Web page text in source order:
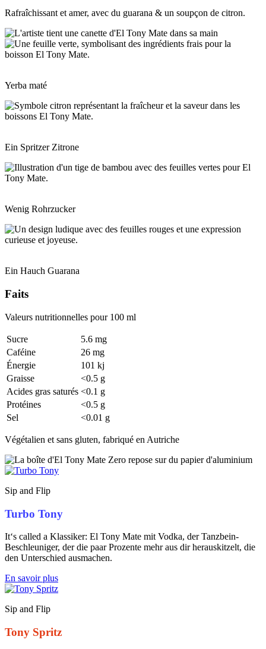
Rafraîchissant et amer, avec du guarana & un soupçon de citron.
Yerba maté
Ein Spritzer Zitrone
Wenig Rohrzucker
Ein Hauch Guarana
Faits
Valeurs nutritionnelles pour 100 ml
Sucre
5.6 mg
Caféine
26 mg
Énergie
101 kj
Graisse
<0.5 g
Acides gras saturés <0.1 g
Protéines
<0.5 g
Sel
<0.01 g
Végétalien et sans gluten, fabriqué en Autriche
Sip and Flip
Turbo Tony
It‘s called a Klassiker: El Tony Mate mit Vodka, der Tanzbein-
Beschleuniger, der die paar Prozente mehr aus dir herauskitzelt, die
den Unterschied ausmachen.
En savoir plus
Sip and Flip
Tony Spritz